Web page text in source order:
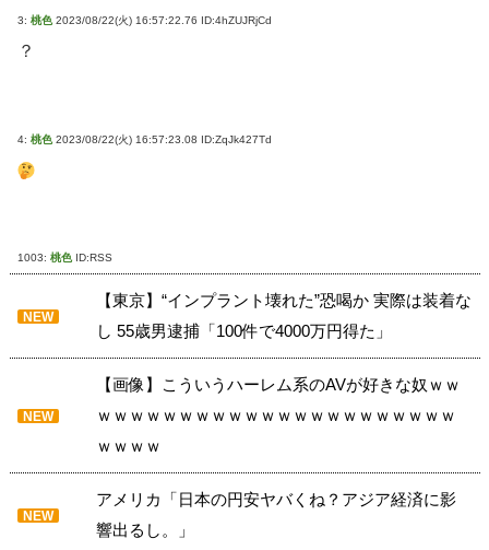
3: 桃色 2023/08/22(火) 16:57:22.76 ID:4hZUJRjCd
？
4: 桃色 2023/08/22(火) 16:57:23.08 ID:ZqJk427Td
1003: 桃色 ID:RSS
NEW
【東京】“インプラント壊れた”恐喝か 実際は装着な
し 55歳男逮捕「100件で4000万円得た」
NEW
【画像】こういうハーレム系のAVが好きな奴ｗｗ
ｗｗｗｗｗｗｗｗｗｗｗｗｗｗｗｗｗｗｗｗｗｗ
ｗｗｗｗ
NEW
アメリカ「日本の円安ヤバくね？アジア経済に影
響出るし。」